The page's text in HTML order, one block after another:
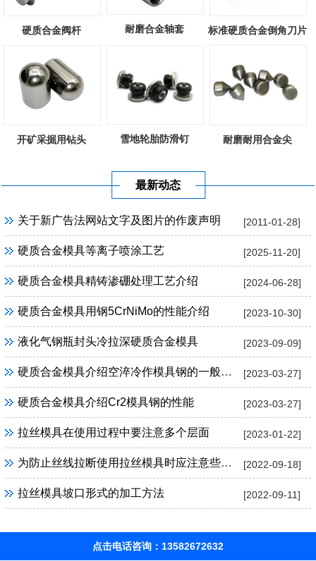
硬质合金阀杆 耐磨合金轴套 标准硬质合金倒角刀片
开矿采掘用钻头 雪地轮胎防滑钉 耐磨耐用合金尖
最新动态
[2011-01-28]
关于新广告法网站文字及图片的作废声明
[2025-11-20]
硬质合金模具等离子喷涂工艺
[2024-06-28]
硬质合金模具精铸渗硼处理工艺介绍
[2023-10-30]
硬质合金模具用钢5CrNiMo的性能介绍
[2023-09-09]
液化气钢瓶封头冷拉深硬质合金模具
[2023-03-27]
硬质合金模具介绍空淬冷作模具钢的一般特性
[2023-03-27]
硬质合金模具介绍Cr2模具钢的性能
[2023-01-22]
拉丝模具在使用过程中要注意多个层面
[2022-09-18]
为防止丝线拉断使用拉丝模具时应注意些什么
[2022-09-11]
拉丝模具坡口形式的加工方法
点击电话咨询：13582672632